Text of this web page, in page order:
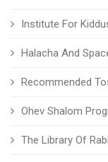
Institute For
Halacha And
Recommended
Ohev Shalom
The Library Of